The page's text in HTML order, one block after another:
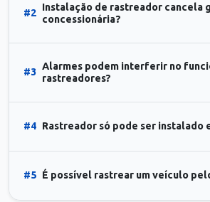
#2
Instalação de rastreador cancela
concessionária?
#3
Alarmes podem interferir no
rastreadores?
#4 Rastreador só pode ser instalado
#5 É possível rastrear um veículo